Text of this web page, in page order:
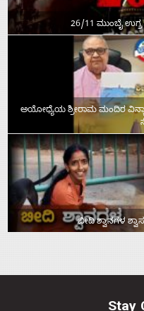
26/11 ಮುಂಬೈ
ಅಯೋಧ್ಯೆಯ ಶ್ರೀರಾಮ ಮಂದಿರ
ಬೀದಿ ಶ್ವಾನಗಳ